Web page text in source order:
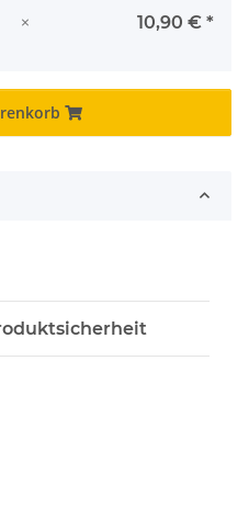
× 10,90 € *